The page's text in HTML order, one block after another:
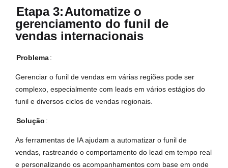
Etapa 3:Automatize o
gerenciamento do funil de
vendas internacionais
Problema:
Gerenciar o funil de vendas em várias regiões pode ser
complexo, especialmente com leads em vários estágios do
funil e diversos ciclos de vendas regionais.
Solução :
As ferramentas de IA ajudam a automatizar o funil de
vendas, rastreando o comportamento do lead em tempo real
e personalizando os acompanhamentos com base em onde